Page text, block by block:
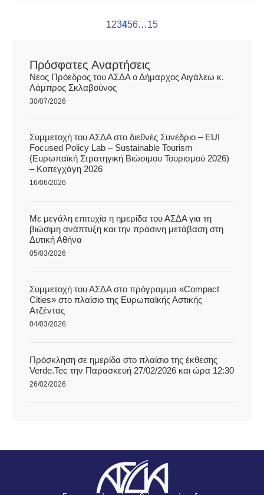
123456…15
Πρόσφατες Αναρτήσεις
Νέος Πρόεδρος του ΑΣΔΑ ο Δήμαρχος Αιγάλεω κ.
Λάμπρος Σκλαβούνος
30/07/2026
Συμμετοχή του ΑΣΔΑ στο διεθνές Συνέδριο – EUI
Focused Policy Lab – Sustainable Tourism
(Ευρωπαϊκή Στρατηγική Βιώσιμου Τουρισμού 2026)
– Κοπεγχάγη 2026
16/06/2026
Με μεγάλη επιτυχία η ημερίδα του ΑΣΔΑ για τη
βιώσιμη ανάπτυξη και την πράσινη μετάβαση στη
Δυτική Αθήνα
05/03/2026
Συμμετοχή του ΑΣΔΑ στο πρόγραμμα «Compact
Cities» στο πλαίσιο της Ευρωπαϊκής Αστικής
Ατζέντας
04/03/2026
Πρόσκληση σε ημερίδα στο πλαίσιο της έκθεσης
Verde.Tec την Παρασκευή 27/02/2026 και ώρα 12:30
26/02/2026